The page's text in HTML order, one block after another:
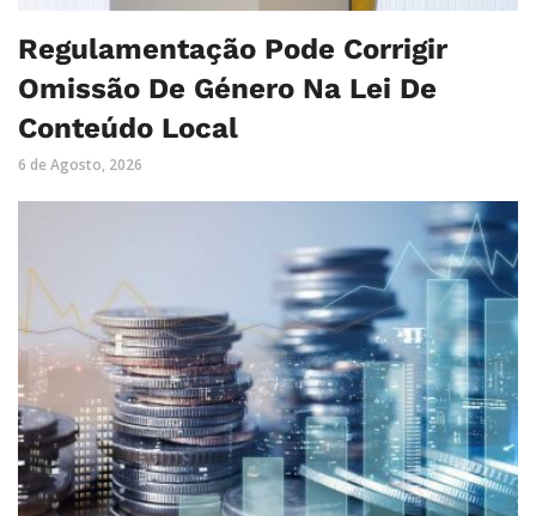
Regulamentação Pode Corrigir
Omissão De Género Na Lei De
Conteúdo Local
6 de Agosto, 2026